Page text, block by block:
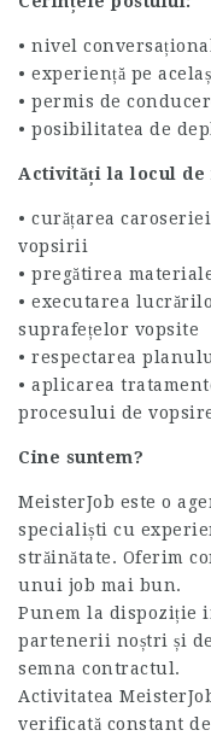
• nivel
• experiență pe
• permis de
• posibilitatea de
Activități la locul de
• curățarea
vopsirii
• pregătirea
• executarea
suprafețelor vopsite
• respectarea
• aplicarea
procesului de
Cine suntem?
MeisterJob este o
specialiști cu
străinătate. Oferim
unui job mai bun.
Punem la dispoziție
partenerii noștri și
semna contractul.
Activitatea
verificată constant